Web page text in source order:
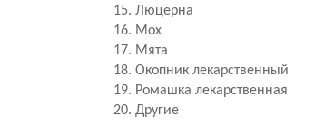
Люцерна
Мох
Мята
Окопник лекарственный
Ромашка лекарственная
Другие